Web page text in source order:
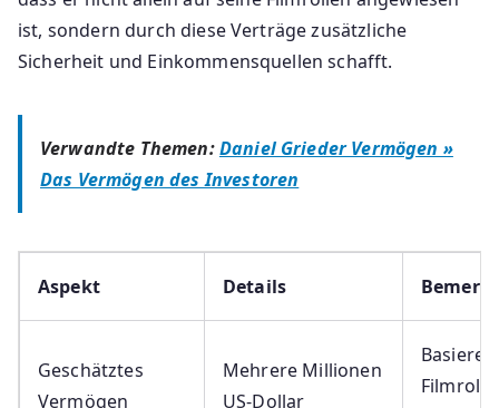
ist, sondern durch diese Verträge zusätzliche
Sicherheit und Einkommensquellen schafft.
Verwandte Themen:Daniel Grieder Vermögen »
Das Vermögen des Investoren
Aspekt Details
Geschätztes
Vermögen
Mehrere Millionen
US-Dollar